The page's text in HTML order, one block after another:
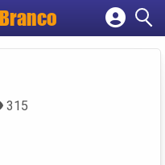
empresa
315